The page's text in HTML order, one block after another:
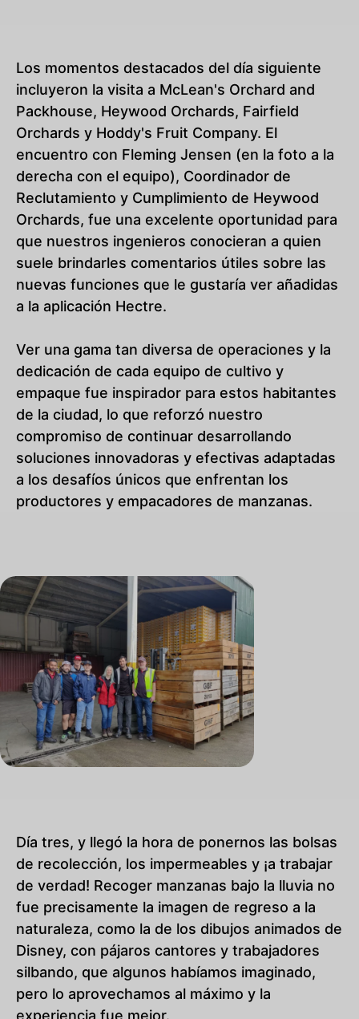
Los momentos destacados del día siguiente
incluyeron la visita a McLean's Orchard and
Packhouse, Heywood Orchards, Fairfield
Orchards y Hoddy's Fruit Company. El
encuentro con Fleming Jensen (en la foto a la
derecha con el equipo), Coordinador de
Reclutamiento y Cumplimiento de Heywood
Orchards, fue una excelente oportunidad para
que nuestros ingenieros conocieran a quien
suele brindarles comentarios útiles sobre las
nuevas funciones que le gustaría ver añadidas
a la aplicación Hectre.
Ver una gama tan diversa de operaciones y la
dedicación de cada equipo de cultivo y
empaque fue inspirador para estos habitantes
de la ciudad, lo que reforzó nuestro
compromiso de continuar desarrollando
soluciones innovadoras y efectivas adaptadas
a los desafíos únicos que enfrentan los
productores y empacadores de manzanas.
Día tres, y llegó la hora de ponernos las bolsas
de recolección, los impermeables y ¡a trabajar
de verdad! Recoger manzanas bajo la lluvia no
fue precisamente la imagen de regreso a la
naturaleza, como la de los dibujos animados de
Disney, con pájaros cantores y trabajadores
silbando, que algunos habíamos imaginado,
pero lo aprovechamos al máximo y la
experiencia fue mejor.